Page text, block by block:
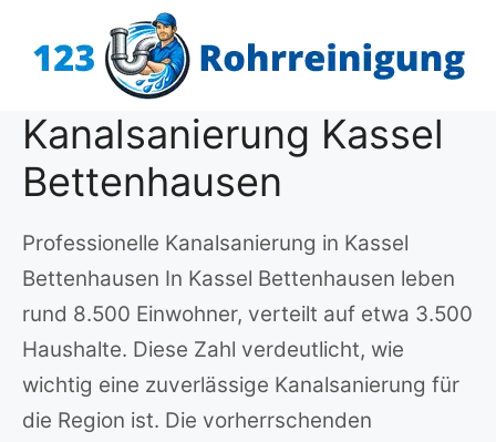
Inhalt
Kanalsanierung Kassel
Bettenhausen
Professionelle Kanalsanierung in Kassel
Bettenhausen In Kassel Bettenhausen leben
rund 8.500 Einwohner, verteilt auf etwa 3.500
Haushalte. Diese Zahl verdeutlicht, wie
wichtig eine zuverlässige Kanalsanierung für
die Region ist. Die vorherrschenden